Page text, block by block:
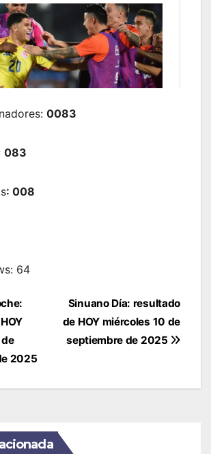
0083
083
: 008
64
Sinuano Día: resultado
de HOY miércoles 10 de
septiembre de 2025
2025